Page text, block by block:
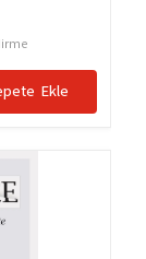
Ekle